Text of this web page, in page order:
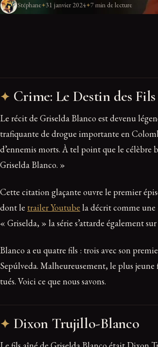
Stéphane 31 janvier 2024 7 min de lecture
Crime: Le Destin des
Le récit de Griselda Blanco est devenu
trafiquante de drogue importante en
d’ennemis morts. À tel point que le célèbre
Griselda Blanco. »
Cette citation glaçante ouvre le premier
dont le trailer Youtube la décrit comme une
« Griselda, » la série s’attarde également
Blanco a eu quatre fils : trois avec son
Sepúlveda. Malheureusement, le plus
tués. Voici ce que nous savons.
Dixon Trujillo-Blanco